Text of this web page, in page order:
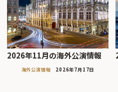
2026年11月の海外公演情報
海外公演情報 2026年7月17日